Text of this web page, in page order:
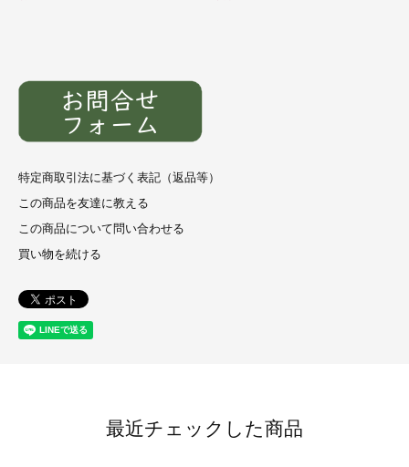
特定商取引法に基づく表記（返品等）
この商品を友達に教える
この商品について問い合わせる
買い物を続ける
最近チェックした商品